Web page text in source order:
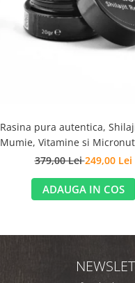
Rasina pura autentica,
Mumie, Vitamine si
Vitadote
379,00 Lei249,00 Lei
ADAUGA IN COS